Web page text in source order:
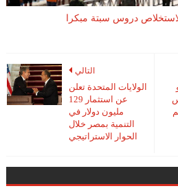
دروس سبتة مبكرا
التالي
الولايات المتحدة تعلن
عن استثمار 129
مليون دولار في
التنمية بمصر خلال
الحوار الاستراتيجي